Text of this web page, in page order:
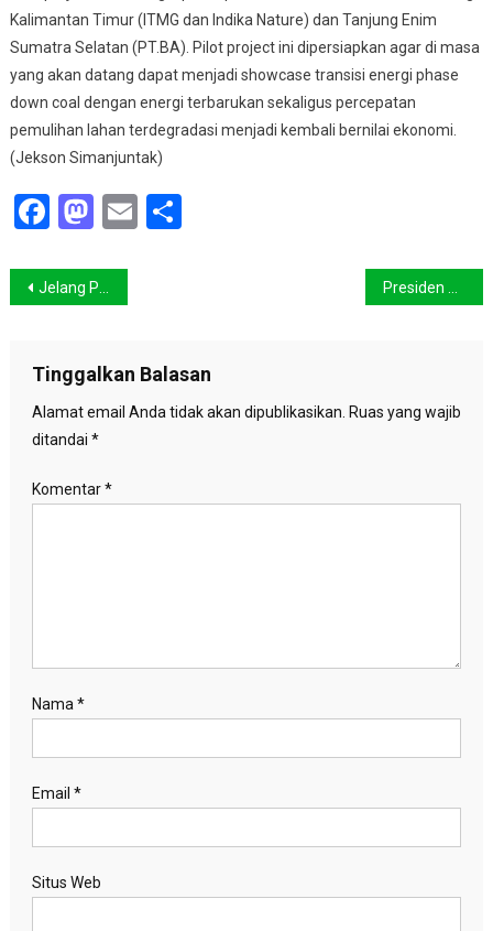
Kalimantan Timur (ITMG dan Indika Nature) dan Tanjung Enim
Sumatra Selatan (PT.BA). Pilot project ini dipersiapkan agar di masa
yang akan datang dapat menjadi showcase transisi energi phase
down coal dengan energi terbarukan sekaligus percepatan
pemulihan lahan terdegradasi menjadi kembali bernilai ekonomi.
(Jekson Simanjuntak)
Facebook
Mastodon
EmailShare
Navigasi
Jelang Puncak COP15, Satya Bumi Suarakan Penyelamatan Hutan Tapanuli
Tinggalkan Balasan
Alamat email Anda tidak akan dipublikasikan. Ruas yang wajib
ditandai *
Komentar*
Nama *
Email *
Situs Web